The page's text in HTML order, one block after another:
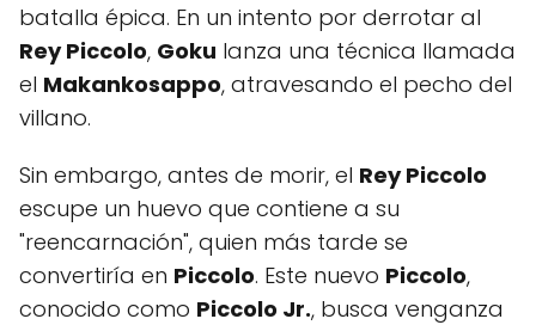
batalla épica. En un intento por derrotar al
Rey Piccolo, Goku lanza una técnica llamada
el Makankosappo, atravesando el pecho del
villano.
Sin embargo, antes de morir, el Rey Piccolo
escupe un huevo que contiene a su
"reencarnación", quien más tarde se
convertiría en Piccolo. Este nuevo Piccolo,
conocido como Piccolo Jr., busca venganza